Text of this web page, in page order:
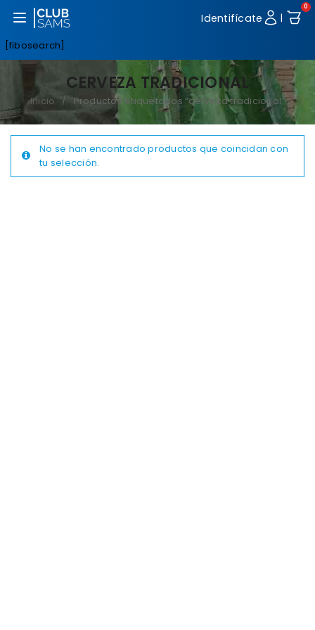
Abrir menú Identifícate |
0
[fibosearch]
CERVEZA TRADICIONAL
Inicio / Productos etiquetados “cerveza tradicional”
No se han encontrado productos que coincidan con
tu selección.